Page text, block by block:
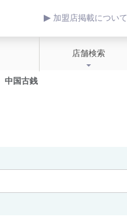
加盟店掲載について
店舗検索
中国古銭